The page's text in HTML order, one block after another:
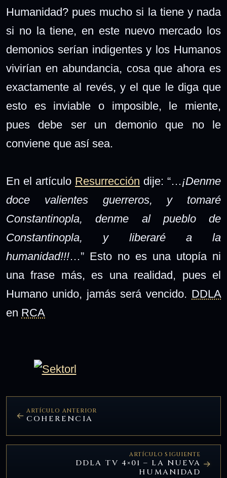
Humanidad? pues mucho si la tiene y nada
si no la tiene, en este nuevo mercado los
demonios serían indigentes y los Humanos
vivirían en abundancia, cosa que ahora es
exactamente al revés, y el que le diga que
esto es inviable o imposible, le miente,
pues debe ser un demonio que no le
conviene que así sea.
En el artículo Resurrección dije: “…¡Denme
doce valientes guerreros, y tomaré
Constantinopla, denme al pueblo de
Constantinopla, y liberaré a la
humanidad!!!…” Esto no es una utopía ni
una frase más, es una realidad, pues el
Humano unido, jamás será vencido. DDLA
en RCA
ARTÍCULO ANTERIOR
COHERENCIA
ARTÍCULO SIGUIENTE
DDLA TV 4×01 – LA NUEVA
HUMANIDAD